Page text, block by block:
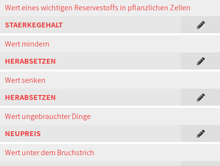
Wert eines wichtigen Reservestoffs in pflanzlichen Zellen
STAERKEGEHALT
Wert mindern
HERABSETZEN
Wert senken
HERABSETZEN
Wert ungebrauchter Dinge
NEUPREIS
Wert unter dem Bruchstrich